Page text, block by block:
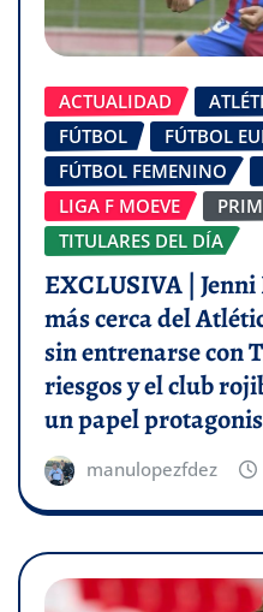
ACTUALIDAD
FÚTBOL
FÚTBOL
FÚTBOL FEMENINO
LIGA F MOEVE
TITULARES DEL DÍA
EXCLUSIVA |
más cerca del
sin entrenarse con
riesgos y el club
un papel
manulopezfdez